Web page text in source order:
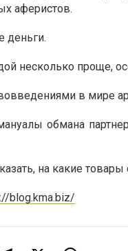
аферистов.
деньги.
несколько проще,
в мире
обмана
на какие
blog.kma.biz/